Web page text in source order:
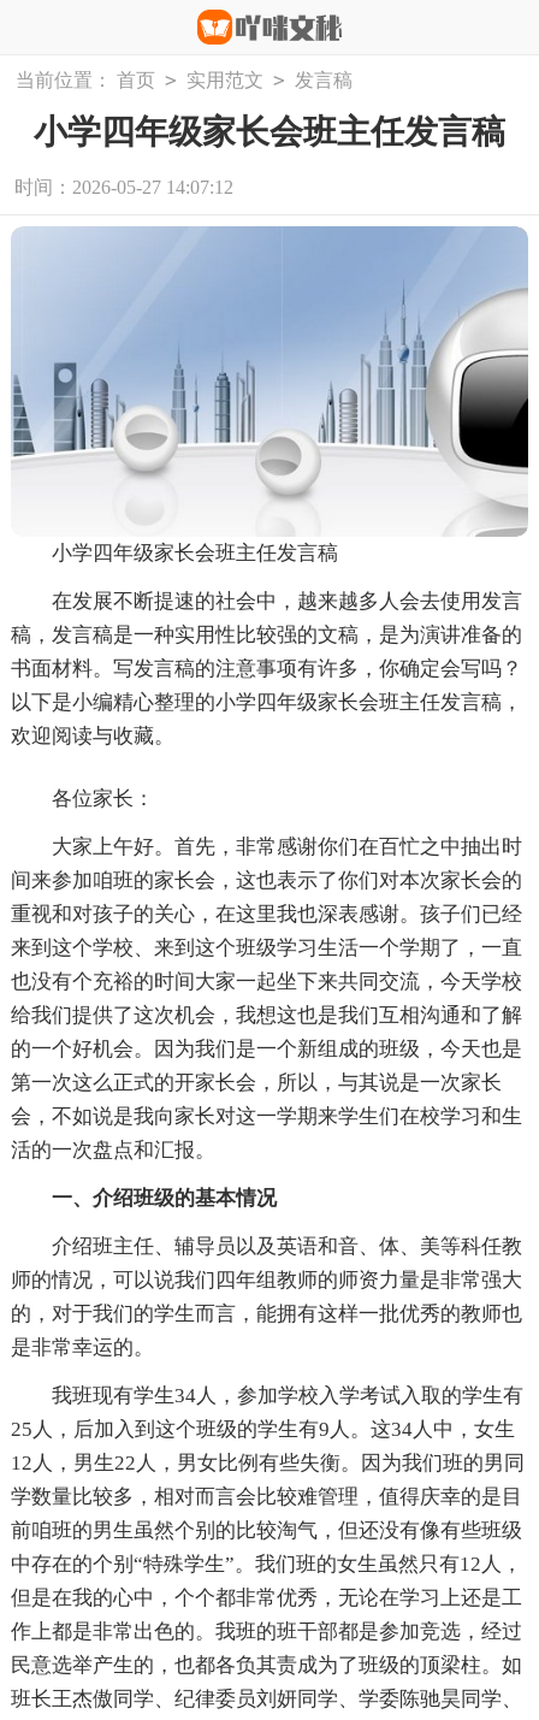
当前位置： 首页 > 实用范文 > 发言稿
小学四年级家长会班主任发言稿
时间：2026-05-27 14:07:12
小学四年级家长会班主任发言稿
在发展不断提速的社会中，越来越多人会去使用发言
稿，发言稿是一种实用性比较强的文稿，是为演讲准备的
书面材料。写发言稿的注意事项有许多，你确定会写吗？
以下是小编精心整理的小学四年级家长会班主任发言稿，
欢迎阅读与收藏。
各位家长：
大家上午好。首先，非常感谢你们在百忙之中抽出时
间来参加咱班的家长会，这也表示了你们对本次家长会的
重视和对孩子的关心，在这里我也深表感谢。孩子们已经
来到这个学校、来到这个班级学习生活一个学期了，一直
也没有个充裕的时间大家一起坐下来共同交流，今天学校
给我们提供了这次机会，我想这也是我们互相沟通和了解
的一个好机会。因为我们是一个新组成的班级，今天也是
第一次这么正式的开家长会，所以，与其说是一次家长
会，不如说是我向家长对这一学期来学生们在校学习和生
活的一次盘点和汇报。
一、介绍班级的基本情况
介绍班主任、辅导员以及英语和音、体、美等科任教
师的情况，可以说我们四年组教师的师资力量是非常强大
的，对于我们的学生而言，能拥有这样一批优秀的教师也
是非常幸运的。
我班现有学生34人，参加学校入学考试入取的学生有
25人，后加入到这个班级的学生有9人。这34人中，女生
12人，男生22人，男女比例有些失衡。因为我们班的男同
学数量比较多，相对而言会比较难管理，值得庆幸的是目
前咱班的男生虽然个别的比较淘气，但还没有像有些班级
中存在的个别“特殊学生”。我们班的女生虽然只有12人，
但是在我的心中，个个都非常优秀，无论在学习上还是工
作上都是非常出色的。我班的班干部都是参加竞选，经过
民意选举产生的，也都各负其责成为了班级的顶梁柱。如
班长王杰傲同学、纪律委员刘妍同学、学委陈驰昊同学、